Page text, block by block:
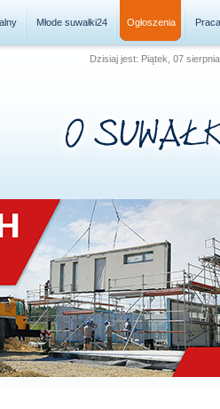
Młode suwałki24 Ogłoszenia
Dzisiaj jest: Piątek, 07